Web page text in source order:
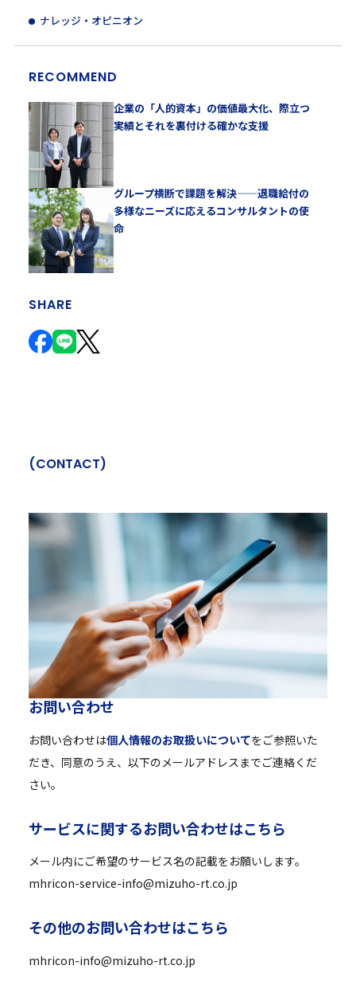
ナレッジ・オピニオン
RECOMMEND
企業の「人的資本」の価値最大化、際立つ
実績とそれを裏付ける確かな支援
グループ横断で課題を解決——退職給付の
多様なニーズに応えるコンサルタントの使
命
SHARE
(CONTACT)
お問い合わせ
お問い合わせは個人情報のお取扱いについてをご参照いた
だき、同意のうえ、以下のメールアドレスまでご連絡くだ
さい。
サービスに関するお問い合わせはこちら
メール内にご希望のサービス名の記載をお願いします。
mhricon-service-info@mizuho-rt.co.jp
その他のお問い合わせはこちら
mhricon-info@mizuho-rt.co.jp